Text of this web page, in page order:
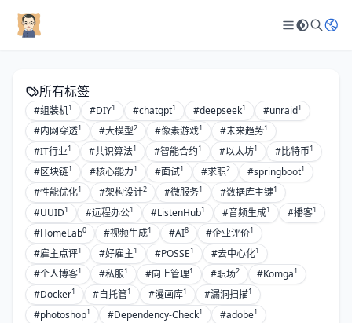
所有标签
#组装机1 #DIY1 #chatgpt1 #deepseek1 #unraid1
#内网穿透1 #大模型2 #像素游戏1 #未来趋势1
#IT行业1 #共识算法1 #智能合约1 #以太坊1 #比特币1
#区块链1 #核心能力1 #面试1 #求职2 #springboot1
#性能优化1 #架构设计2 #微服务1 #数据库主键1
#UUID1 #远程办公1 #ListenHub1 #音频生成1 #播客1
#HomeLab0 #视频生成1 #AI8 #企业评价1
#雇主点评1 #好雇主1 #POSSE1 #去中心化1
#个人博客1 #私服1 #向上管理1 #职场2 #Komga1
#Docker1 #自托管1 #漫画库1 #漏洞扫描1
#photoshop1 #Dependency-Check1 #adobe1